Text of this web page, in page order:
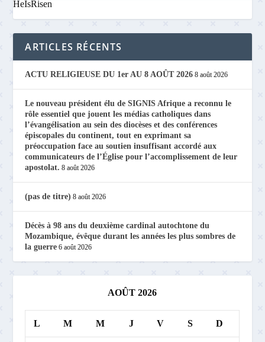
HeIsRisen
ARTICLES RÉCENTS
ACTU RELIGIEUSE DU 1er AU 8 AOÛT 2026 8 août 2026
Le nouveau président élu de SIGNIS Afrique a reconnu le
rôle essentiel que jouent les médias catholiques dans
l’évangélisation au sein des diocèses et des conférences
épiscopales du continent, tout en exprimant sa
préoccupation face au soutien insuffisant accordé aux
communicateurs de l’Église pour l’accomplissement de leur
apostolat. 8 août 2026
(pas de titre) 8 août 2026
Décès à 98 ans du deuxième cardinal autochtone du
Mozambique, évêque durant les années les plus sombres de
la guerre 6 août 2026
AOÛT 2026
L M M J V S D